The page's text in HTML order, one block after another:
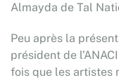
Almayda de Tal
Peu après la
président de
fois que les artistes